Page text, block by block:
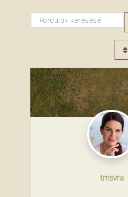
Fordulók keresése
Fordulók keresése
tmsvra